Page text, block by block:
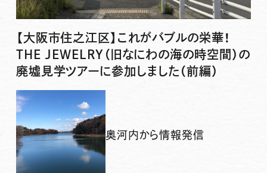
【大阪市住之江区】これがバブルの栄華！
THE JEWELRY（旧なにわの海の時空間）の
廃墟見学ツアーに参加しました（前編）
奥河内から情報発信